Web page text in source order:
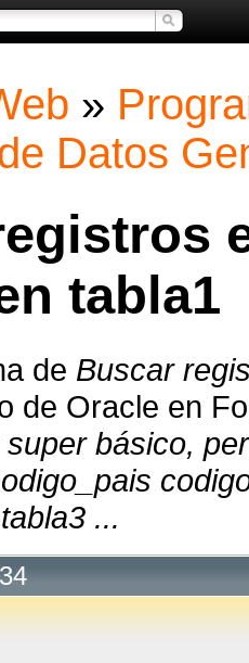
»
Datos
tabla1
de Buscar
de Oracle en
básico,
...